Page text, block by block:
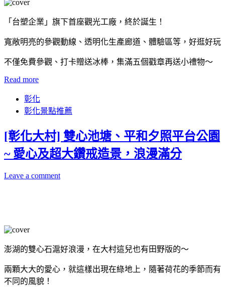
「台塑企業」旗下首座觀光工廠，終於誕生！
寬敞明亮的參觀動線、透明化生產廊道、體驗區等，好逛好玩
不僅免費參觀、打卡贈送冰棒，集滿五個戳章再送小禮物～
Read more
彰化
彰化景點推薦
[彰化大村] 雙心池塘、平和夕照平台公園
~ 愛心及超大鑽戒造景，浪漫滿分
Leave a comment
澎湖的雙心石滬好浪漫，在大村這兒也有田野版的～
兩顆大大的愛心，就這樣出現在綠地上，隨著荷花的季節而有
不同的風貌！